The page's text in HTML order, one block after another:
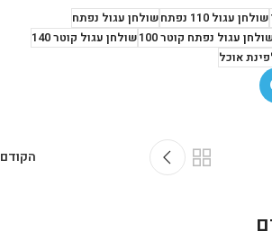
שולחן עגול 110 נפתח
שולחן עגול נפתח
עגול נפתח קוטר 100
שולחן עגול קוטר 140
אוכל
הקודם